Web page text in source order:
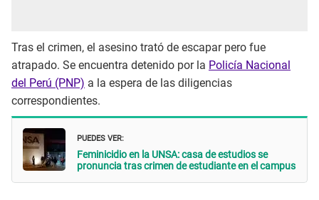
Tras el crimen, el asesino trató de escapar pero fue
atrapado. Se encuentra detenido por la Policía Nacional
del Perú (PNP) a la espera de las diligencias
correspondientes.
PUEDES VER:
Feminicidio en la UNSA: casa de estudios se
pronuncia tras crimen de estudiante en el campus